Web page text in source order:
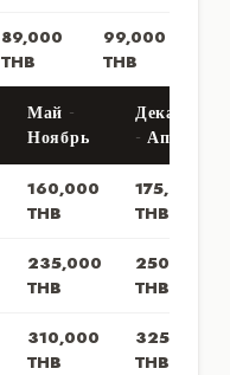
89,000
THB
99,000
THB
Май -
Ноябрь
Декабрь
- Апрель
160,000
THB
175,000
THB
235,000
THB
250,000
THB
310,000
THB
325,000
THB